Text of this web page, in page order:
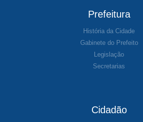
Prefeitura
História da Cidade
Gabinete do Prefeito
Legislação
Secretarias
Cidadão